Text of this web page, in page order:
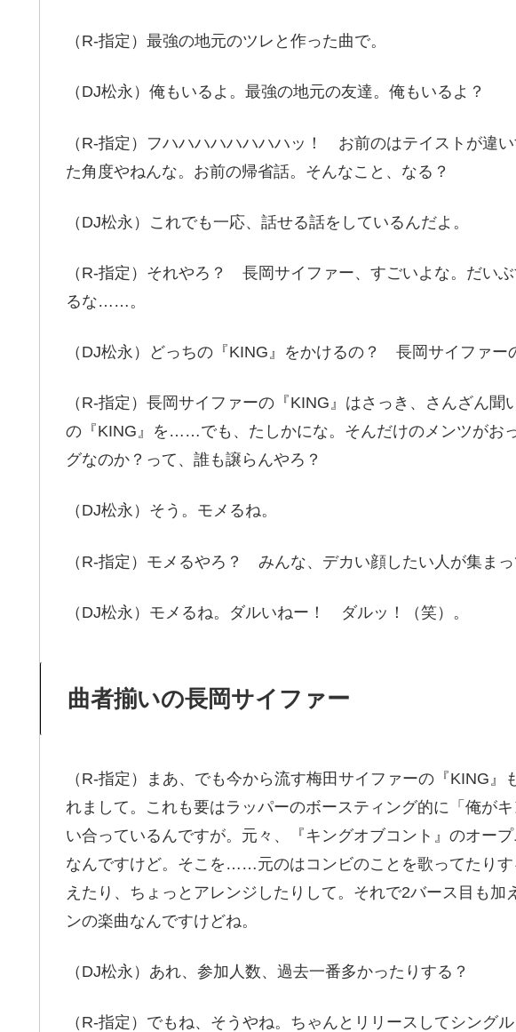
（R-指定）最強の地元のツレと作った曲で。
（DJ松永）俺もいるよ。最強の地元の友達。俺もいるよ？
（R-指定）フハハハハハハハハッ！ お前のはテイストが違
た角度やねんな。お前の帰省話。そんなこと、なる？
（DJ松永）これでも一応、話せる話をしているんだよ。
（R-指定）それやろ？ 長岡サイファー、すごいよな。だい
るな……。
（DJ松永）どっちの『KING』をかけるの？ 長岡サイファー
（R-指定）長岡サイファーの『KING』はさっき、さんざん
の『KING』を……でも、たしかにな。そんだけのメンツが
グなのか？って、誰も譲らんやろ？
（DJ松永）そう。モメるね。
（R-指定）モメるやろ？ みんな、デカい顔したい人が集まっ
（DJ松永）モメるね。ダルいねー！ ダルッ！（笑）。
曲者揃いの長岡サイファー
（R-指定）まあ、でも今から流す梅田サイファーの『KING』
れまして。これも要はラッパーのボースティング的に「俺が
い合っているんですが。元々、『キングオブコント』のオー
なんですけど。そこを……元のはコンビのことを歌ってたり
えたり、ちょっとアレンジしたりして。それで2バース目も加
ンの楽曲なんですけどね。
（DJ松永）あれ、参加人数、過去一番多かったりする？
（R-指定）でもね、そうやね。ちゃんとリリースしてシング